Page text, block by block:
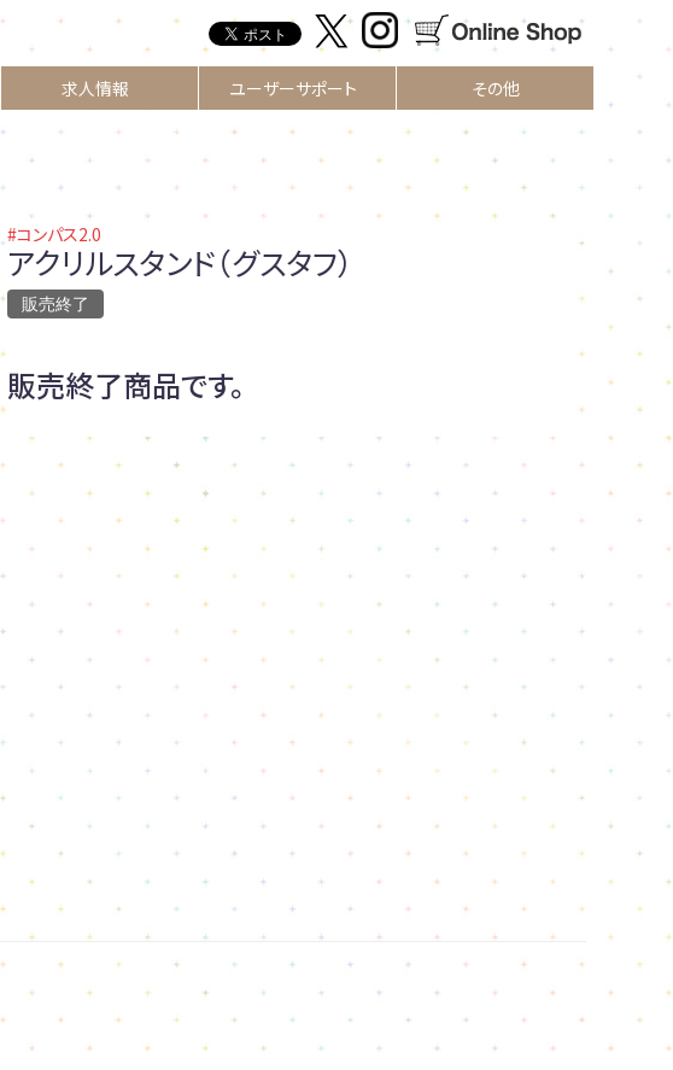
求人情報 ユーザーサポート その他
#コンパス2.0
アクリルスタンド（グスタフ）
販売終了
販売終了商品です。